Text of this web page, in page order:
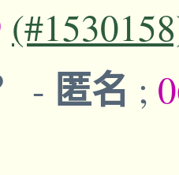
- 匿名 ;